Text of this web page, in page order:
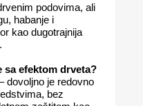
podovima, ali
habanje i
kao dugotrajnija
sa efektom drveta?
dovoljno je redovno
bez